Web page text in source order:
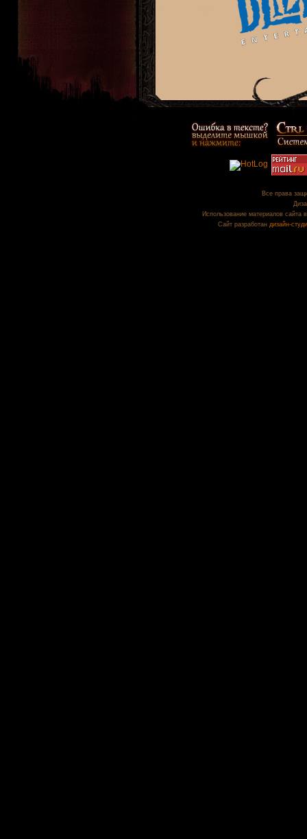
Все права
Использование материалов сайта
Сайт разработан дизайн-